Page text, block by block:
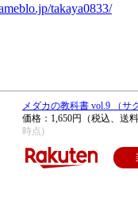
takaya0833/
メダカの教科書 vol.9 （サ
価格：1,650円（税込、送
時点)